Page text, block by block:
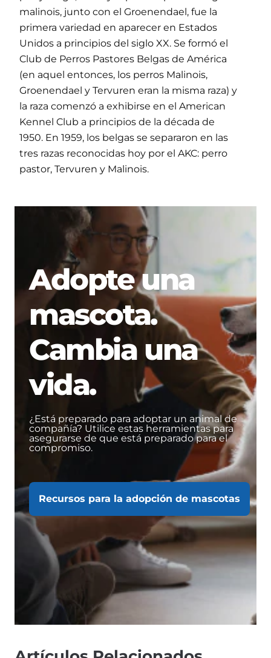
malinois, junto con el Groenendael, fue la
primera variedad en aparecer en Estados
Unidos a principios del siglo XX. Se formó el
Club de Perros Pastores Belgas de América
(en aquel entonces, los perros Malinois,
Groenendael y Tervuren eran la misma raza) y
la raza comenzó a exhibirse en el American
Kennel Club a principios de la década de
1950. En 1959, los belgas se separaron en las
tres razas reconocidas hoy por el AKC: perro
pastor, Tervuren y Malinois.
Adopte una
mascota.
Cambia una
vida.
¿Está preparado para adoptar un animal de
compañía? Utilice estas herramientas para
asegurarse de que está preparado para el
compromiso.
Recursos para la adopción de mascotas